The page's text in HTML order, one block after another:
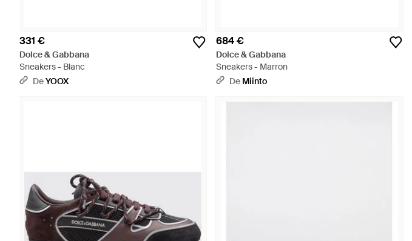
331 €
Dolce & Gabbana
Sneakers - Blanc
DeYOOX
684 €
Dolce & Gabbana
Sneakers - Marron
De Miinto